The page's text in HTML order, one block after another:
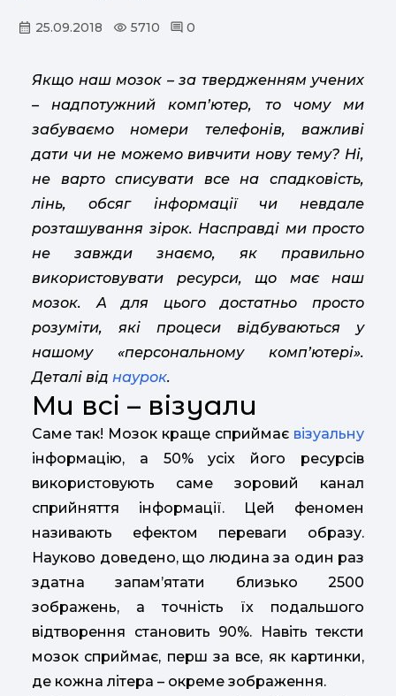
25.09.2018 5710 0
Якщо наш мозок – за твердженням учених
– надпотужний комп’ютер, то чому ми
забуваємо номери телефонів, важливі
дати чи не можемо вивчити нову тему? Ні,
не варто списувати все на спадковість,
лінь, обсяг інформації чи невдале
розташування зірок. Насправді ми просто
не завжди знаємо, як правильно
використовувати ресурси, що має наш
мозок. А для цього достатньо просто
розуміти, які процеси відбуваються у
нашому «персональному комп’ютері».
Деталі від наурок.
Ми всі – візуали
Саме так! Мозок краще сприймає візуальну
інформацію, а 50% усіх його ресурсів
використовують саме зоровий канал
сприйняття інформації. Цей феномен
називають ефектом переваги образу.
Науково доведено, що людина за один раз
здатна запам’ятати близько 2500
зображень, а точність їх подальшого
відтворення становить 90%. Навіть тексти
мозок сприймає, перш за все, як картинки,
де кожна літера – окреме зображення.